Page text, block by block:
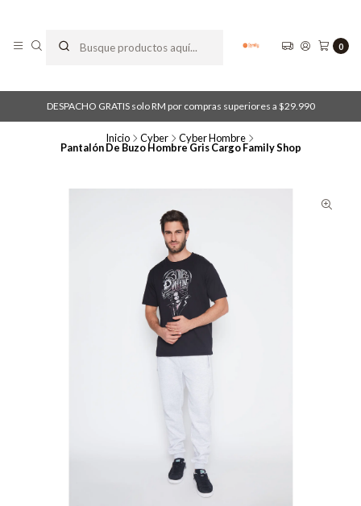
0
DESPACHO GRATIS solo RM por compras superiores a $29.990
Inicio Cyber Cyber Hombre
Pantalón De Buzo Hombre Gris Cargo Family Shop